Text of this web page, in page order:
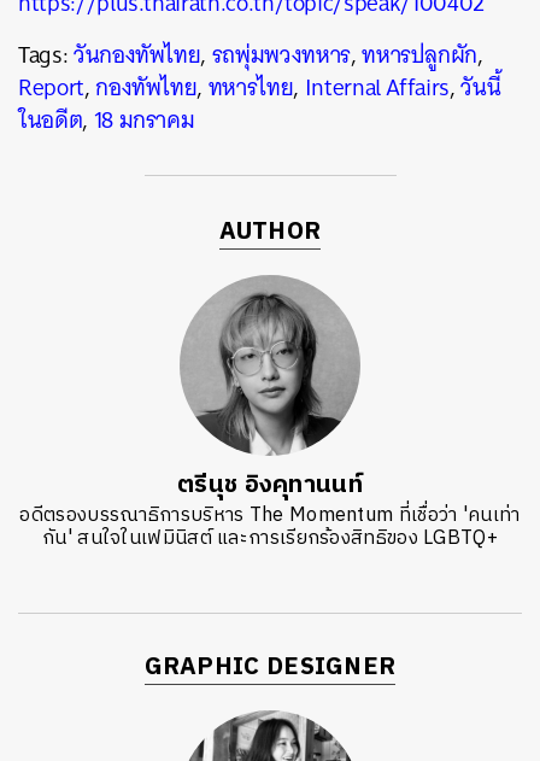
Tags:วันกองทัพไทย,รถพุ่มพวงทหาร,ทหารปลูกผัก,
Report,กองทัพไทย,ทหารไทย, Internal Affairs,วันนี้
ในอดีต,18 มกราคม
AUTHOR
ตรีนุช อิงคุทานนท์
อดีตรองบรรณาธิการบริหาร The Momentum ที่เชื่อว่า 'คนเท่า
กัน' สนใจในเฟมินิสต์ และการเรียกร้องสิทธิของ LGBTQ+
GRAPHIC DESIGNER